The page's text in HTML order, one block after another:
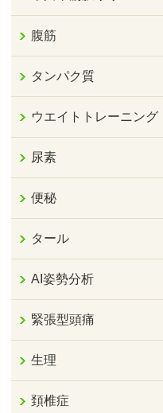
腹筋
タンパク質
ウエイトトレーニング
尿素
便秘
タール
AI姿勢分析
緊張型頭痛
生理
頚椎症